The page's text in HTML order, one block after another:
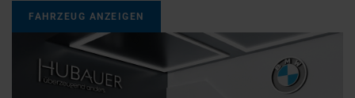
FAHRZEUG ANZEIGEN